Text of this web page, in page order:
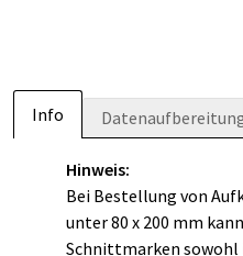
Info
Hinweis:
Bei Bestellung von
unter 80 x 200 mm
Schnittmarken sowohl